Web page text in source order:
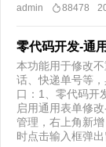
admin 88478
零代码开发-通
本功能用于修改
话、快递单号等
口：1、零代码开
启用通用表单修
管理，右上角新
时点击输入框弹出